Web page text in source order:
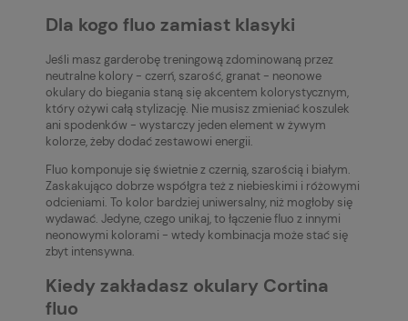
Dla kogo fluo zamiast klasyki
Jeśli masz garderobę treningową zdominowaną przez
neutralne kolory - czerń, szarość, granat - neonowe
okulary do biegania staną się akcentem kolorystycznym,
który ożywi całą stylizację. Nie musisz zmieniać koszulek
ani spodenków - wystarczy jeden element w żywym
kolorze, żeby dodać zestawowi energii.
Fluo komponuje się świetnie z czernią, szarością i białym.
Zaskakująco dobrze współgra też z niebieskimi i różowymi
odcieniami. To kolor bardziej uniwersalny, niż mogłoby się
wydawać. Jedyne, czego unikaj, to łączenie fluo z innymi
neonowymi kolorami - wtedy kombinacja może stać się
zbyt intensywna.
Kiedy zakładasz okulary Cortina
fluo